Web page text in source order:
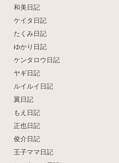
和美日記
ケイタ日記
たくみ日記
ゆかり日記
ケンタロウ日記
ヤギ日記
ルイルイ日記
翼日記
もえ日記
正也日記
俊介日記
王子ママ日記